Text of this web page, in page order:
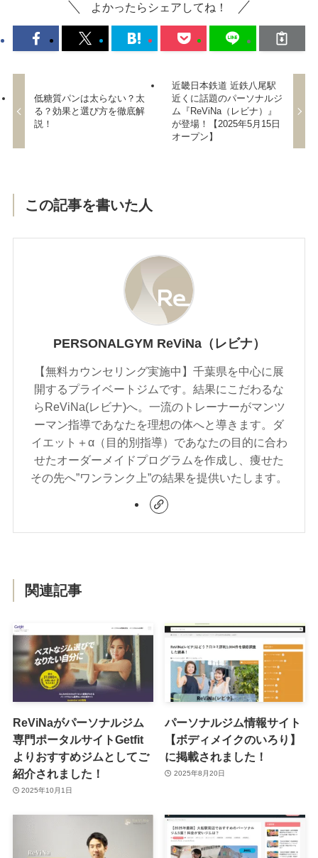
よかったらシェアしてね！
低糖質パンは太らない？太
る？効果と選び方を徹底解
説！
近畿日本鉄道 近鉄八尾駅
近くに話題のパーソナルジ
ム『ReViNa（レビナ）』
が登場！【2025年5月15日
オープン】
この記事を書いた人
PERSONALGYM ReViNa（レビナ）
【無料カウンセリング実施中】千葉県を中心に展
開するプライベートジムです。結果にこだわるな
らReViNa(レビナ)へ。一流のトレーナーがマンツ
ーマン指導であなたを理想の体へと導きます。ダ
イエット＋α（目的別指導）であなたの目的に合わ
せたオーダーメイドプログラムを作成し、痩せた
その先へ”ワンランク上”の結果を提供いたします。
関連記事
ReViNaがパーソナルジム
専門ポータルサイトGetfit
よりおすすめジムとしてご
紹介されました！
2025年10月1日
パーソナルジム情報サイト
【ボディメイクのいろり】
に掲載されました！
2025年8月20日